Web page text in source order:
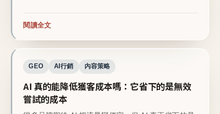
閱讀全文
GEO AI行銷 內容策略
AI 真的能降低獲客成本嗎：它省下的是無效
嘗試的成本